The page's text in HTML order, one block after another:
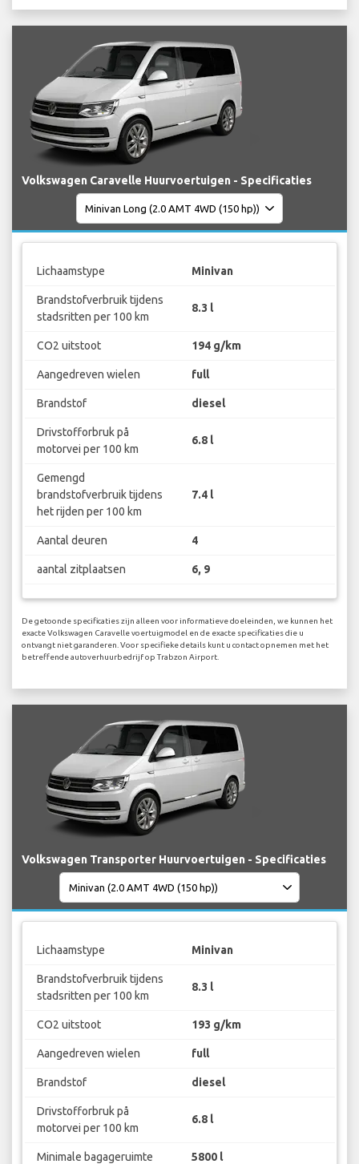
Volkswagen Caravelle Huurvoertuigen - Specificaties
Lichaamstype Minivan
Brandstofverbruik tijdens
stadsritten per 100 km
8.3 l
CO2 uitstoot 194 g/km
Aangedreven wielen full
Brandstof diesel
Drivstofforbruk på
motorvei per 100 km
6.8 l
Gemengd
brandstofverbruik tijdens
het rijden per 100 km
7.4 l
Aantal deuren 4
aantal zitplaatsen 6, 9
De getoonde specificaties zijn alleen voor informatieve doeleinden, we kunnen het
exacte Volkswagen Caravelle voertuigmodel en de exacte specificaties die u
ontvangt niet garanderen. Voor specifieke details kunt u contact opnemen met het
betreffende autoverhuurbedrijf op Trabzon Airport.
Volkswagen Transporter Huurvoertuigen - Specificaties
Lichaamstype Minivan
Brandstofverbruik tijdens
stadsritten per 100 km
8.3 l
CO2 uitstoot 193 g/km
Aangedreven wielen full
Brandstof diesel
Drivstofforbruk på
motorvei per 100 km
6.8 l
Minimale bagageruimte 5800 l